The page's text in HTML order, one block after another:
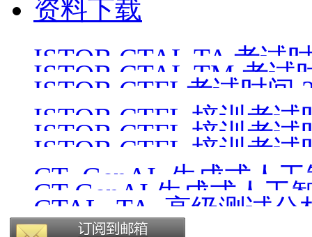
资料下载
ISTQB CTAL TA 考试
ISTQB CTAL TM 考试
ISTQB CTFL考试时间
ISTQB CTFL 培训考试
ISTQB CTFL 培训考试
ISTQB CTFL 培训考试
CT_GenAI_生成式人
CT GenAI 生成式人工
版）
CTAL_TA_高级测试